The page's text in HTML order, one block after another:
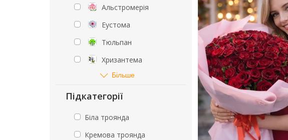
Альстромерія
Еустома
Тюльпан
Хризантема
Більше
Підкатегорії
Біла троянда
Кремова троянда